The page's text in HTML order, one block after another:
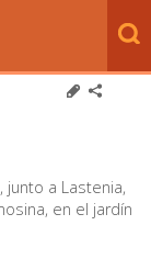
junto a Lastenia,
en el jardín